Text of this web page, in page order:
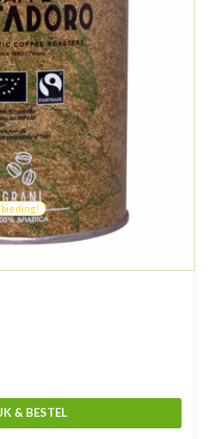
& BESTEL